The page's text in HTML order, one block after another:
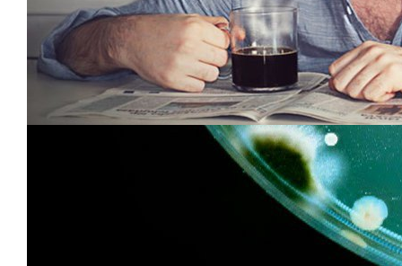
Войти с
помощью:
Уважаемые читатели! Мы не приемлем в комментариях
мат, оскорбления других участников, спам и ссылки на
сторонние ресурсы, враждебные заявления в сторону
администрации и посетителей ресурса. Комментарии,
нарушающие правила сайта, будут удалены.
Обязательные поля отмечены *